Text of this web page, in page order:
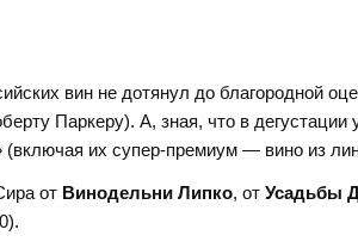
вин не дотянул до благородной
Паркеру). А, зная, что в
их супер-премиум — вино из
от Винодельни Липко, отУсадьбы